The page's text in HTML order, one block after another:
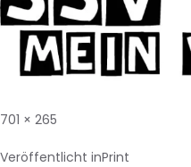
701 × 265
Veröffentlicht inPrint